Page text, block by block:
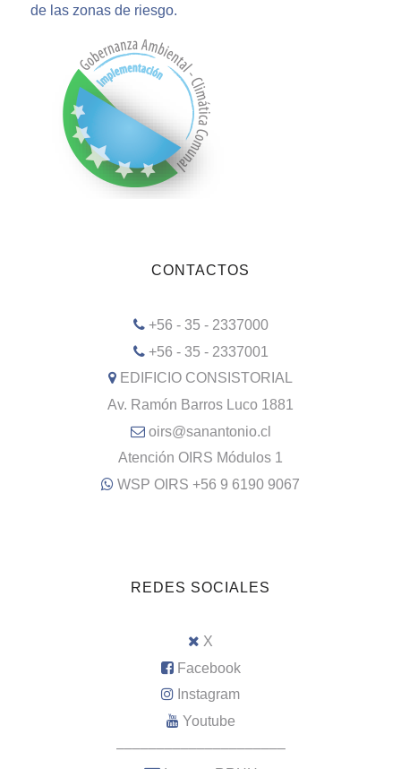
de las zonas de riesgo.
CONTACTOS
+56 - 35 - 2337000
+56 - 35 - 2337001
EDIFICIO CONSISTORIAL
Av. Ramón Barros Luco 1881
oirs@sanantonio.cl
Atención OIRS Módulos 1
WSP OIRS +56 9 6190 9067
REDES SOCIALES
X
Facebook
Instagram
Youtube
–––––––––––––––––––––